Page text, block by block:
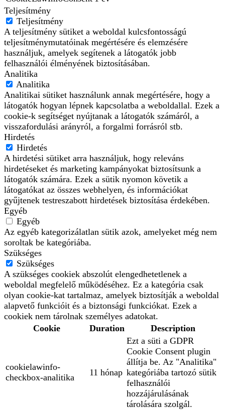
Teljesítmény
Teljesítmény
A teljesítmény sütiket a weboldal kulcsfontosságú
teljesítménymutatóinak megértésére és elemzésére
használjuk, amelyek segítenek a látogatók jobb
felhasználói élményének biztosításában.
Analitika
Analitika
Analitikai sütiket használunk annak megértésére, hogy a
látogatók hogyan lépnek kapcsolatba a weboldallal. Ezek a
cookie-k segítséget nyújtanak a látogatók számáról, a
visszafordulási arányról, a forgalmi forrásról stb.
Hirdetés
Hirdetés
A hirdetési sütiket arra használjuk, hogy releváns
hirdetéseket és marketing kampányokat biztosítsunk a
látogatók számára. Ezek a sütik nyomon követik a
látogatókat az összes webhelyen, és információkat
gyűjtenek testreszabott hirdetések biztosítása érdekében.
Egyéb
Egyéb
Az egyéb kategorizálatlan sütik azok, amelyeket még nem
soroltak be kategóriába.
Szükséges
Szükséges
A szükséges cookiek abszolút elengedhetetlenek a
weboldal megfelelő működéséhez. Ez a kategória csak
olyan cookie-kat tartalmaz, amelyek biztosítják a weboldal
alapvető funkcióit és a biztonsági funkciókat. Ezek a
cookiek nem tárolnak személyes adatokat.
Cookie
Duration Description
cookielawinfo-
checkbox-analitika
11 hónap
Ezt a süti a GDPR
Cookie Consent plugin
állítja be. Az "Analitika"
kategóriába tartozó sütik
felhasználói
hozzájárulásának
tárolására szolgál.